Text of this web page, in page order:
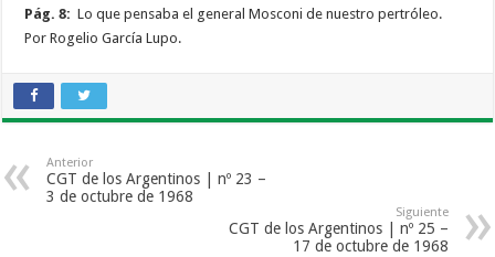
Pág. 8: Lo que pensaba el general Mosconi de nuestro pertróleo.
Por Rogelio García Lupo.
Anterior
CGT de los Argentinos | nº 23 –
3 de octubre de 1968
Siguiente
CGT de los Argentinos | nº 25 –
17 de octubre de 1968